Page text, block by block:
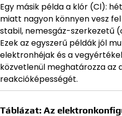
Egy másik példa a klór (Cl):
miatt nagyon könnyen vesz
stabil, nemesgáz-szerkezetű
Ezek az egyszerű példák jól
elektronhéjak és a
közvetlenül meghatározza az
reakcióképességét.
Táblázat: Az